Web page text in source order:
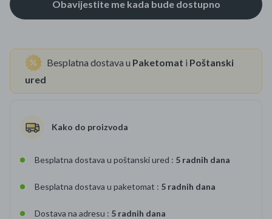
Besplatna dostava u Paketomat i Poštanski
ured
Kako do proizvoda
Besplatna dostava u poštanski ured : 5 radnih dana
Besplatna dostava u paketomat : 5 radnih dana
Dostava na adresu : 5 radnih dana